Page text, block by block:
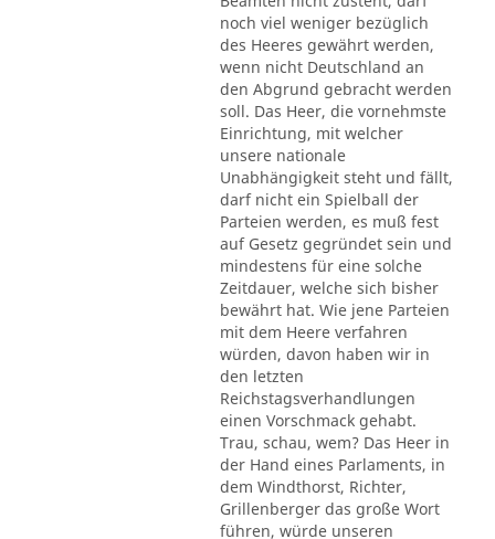
noch viel weniger bezüglich
des Heeres gewährt werden,
wenn nicht Deutschland an
den Abgrund gebracht werden
soll. Das Heer, die vornehmste
Einrichtung, mit welcher
unsere nationale
Unabhängigkeit steht und fällt,
darf nicht ein Spielball der
Parteien werden, es muß fest
auf Gesetz gegründet sein und
mindestens für eine solche
Zeitdauer, welche sich bisher
bewährt hat. Wie jene Parteien
mit dem Heere verfahren
würden, davon haben wir in
den letzten
Reichstagsverhandlungen
einen Vorschmack gehabt.
Trau, schau, wem? Das Heer in
der Hand eines Parlaments, in
dem Windthorst, Richter,
Grillenberger das große Wort
führen, würde unseren